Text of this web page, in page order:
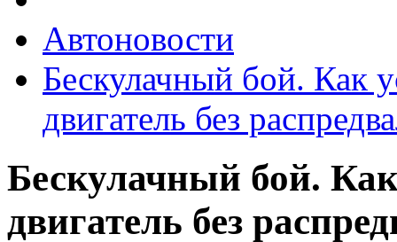
Автоновости
Бескулачный бой. Как
двигатель без
Бескулачный бой.
двигатель без